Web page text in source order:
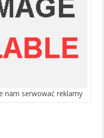
nam serwować reklamy